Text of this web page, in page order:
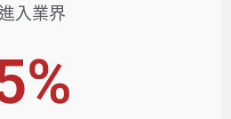
入業界
%